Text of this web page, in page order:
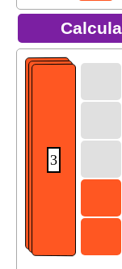
3